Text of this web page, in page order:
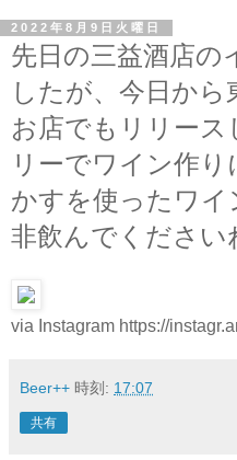
2022年8月9日火曜日
先日の三益酒店の
したが、今日か
お店でもリリース
リーでワイン作り
かすを使ったワイ
非飲んでください
via Instagram https://
Beer++ 時刻: 17:07
共有